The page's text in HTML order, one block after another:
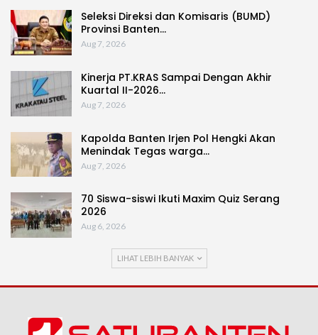
Seleksi Direksi dan Komisaris (BUMD)
Provinsi Banten…
Aug 7, 2026
Kinerja PT.KRAS Sampai Dengan Akhir
Kuartal II-2026…
Aug 7, 2026
Kapolda Banten Irjen Pol Hengki Akan
Menindak Tegas warga…
Aug 7, 2026
70 Siswa-siswi Ikuti Maxim Quiz Serang
2026
Aug 6, 2026
LIHAT LEBIH BANYAK